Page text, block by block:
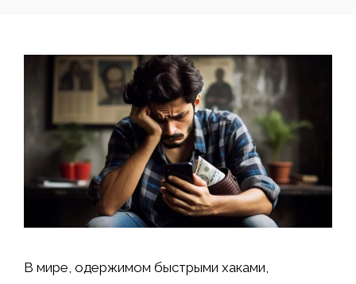
В мире, одержимом быстрыми хаками,